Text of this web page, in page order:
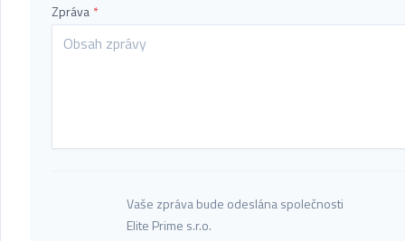
Zpráva *
Vaše zpráva bude odeslána společnosti
Elite Prime s.r.o.